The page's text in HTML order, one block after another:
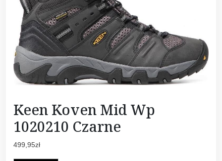
Keen Koven Mid Wp
1020210 Czarne
499,95zł